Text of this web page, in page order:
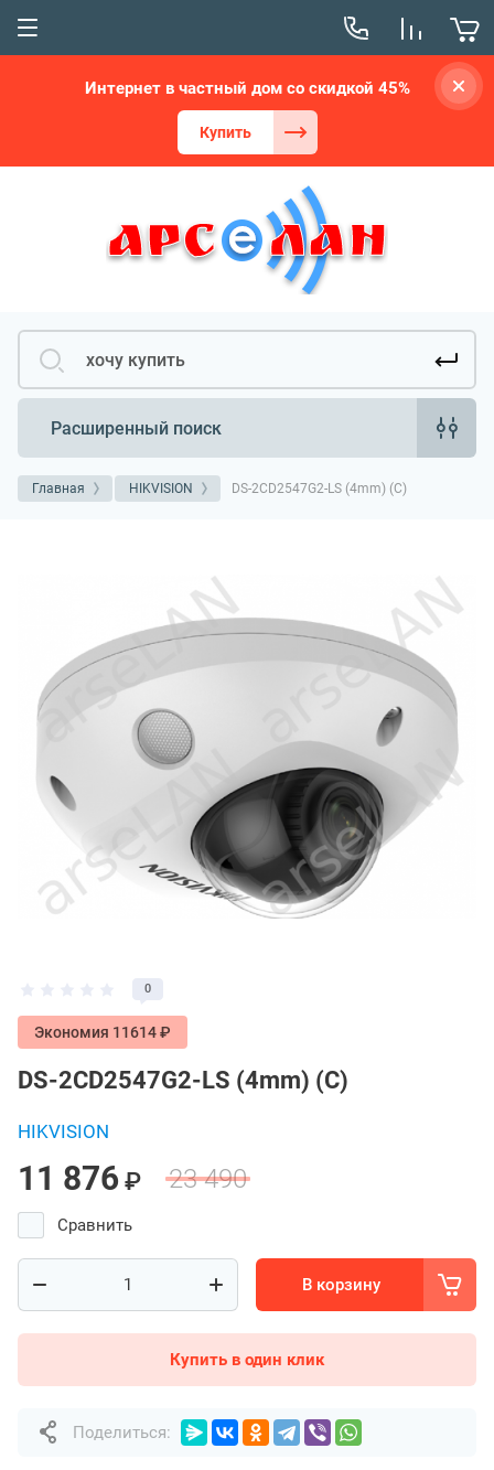
Интернет в частный дом со скидкой 45%
Купить
Расширенный поиск
Главная HIKVISION DS-2CD2547G2-LS (4mm) (C)
0
Экономия 11614 ₽
DS-2CD2547G2-LS (4mm) (C)
HIKVISION
23 490
11 876 ₽
Сравнить
В корзину
Купить в один клик
Поделиться: